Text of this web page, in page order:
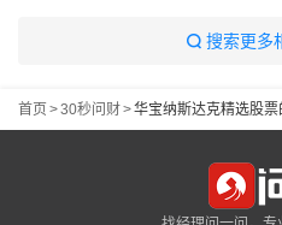
搜索更多
首页 >30秒问财>